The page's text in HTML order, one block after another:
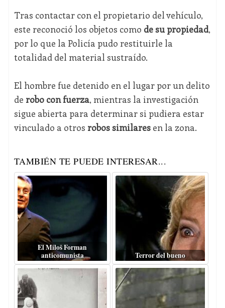
Tras contactar con el propietario del vehículo,
este reconoció los objetos como de su propiedad,
por lo que la Policía pudo restituirle la
totalidad del material sustraído.
El hombre fue detenido en el lugar por un delito
de robo con fuerza, mientras la investigación
sigue abierta para determinar si pudiera estar
vinculado a otros robos similaresen la zona.
TAMBIÉN TE PUEDE INTERESAR...
El Miloš Forman
anticomunista
Terror del bueno